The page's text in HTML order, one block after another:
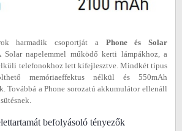
harmadik csoportját a Phone és Solar
Solar napelemmel működő kerti lámpákhoz, a
telefonokhoz lett kifejlesztve. Mindkét típus
memóriaeffektus nélkül és 550mAh
Továbbá a Phone sorozatú akkumulátor ellenáll
befolyásoló tényezők